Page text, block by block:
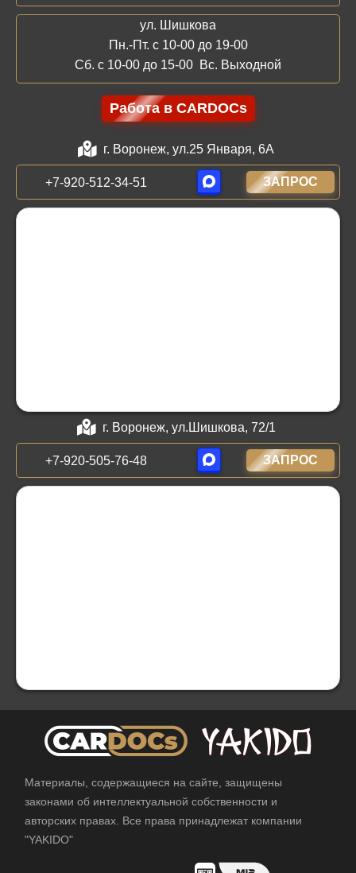
ул. Шишкова
Пн.-Пт. с 10-00 до 19-00
Сб. с 10-00 до 15-00 Вс. Выходной
Работа в CARDOCs
г. Воронеж, ул.25 Января, 6А
+7-920-512-34-51 ЗАПРОС
г. Воронеж, ул.Шишкова, 72/1
+7-920-505-76-48 ЗАПРОС
Материалы, содержащиеся на сайте, защищены
законами об интеллектуальной собственности и
авторских правах. Все права принадлежат компании
"YAKIDO"